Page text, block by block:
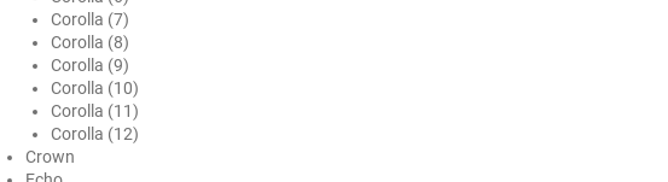
Jaguar
Jeep
Jetour
Kandi
Corolla (7)
Corolla (8)
Corolla (9)
Corolla (10)
Corolla (11)
Corolla (12)
Crown